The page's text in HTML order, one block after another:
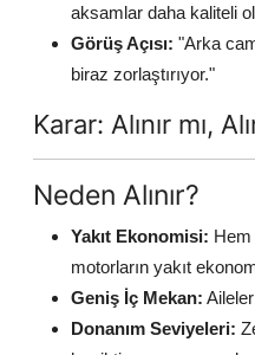
aksamlar daha kaliteli
Görüş Açısı: "Arka
biraz zorlaştırıyor."
Karar: Alınır mı,
Neden Alınır?
Yakıt Ekonomisi: Hem
motorların yakıt
Geniş İç Mekan:
Donanım Seviyeleri: